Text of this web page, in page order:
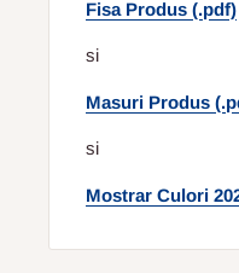
Fisa Produs (.pdf)
si
Masuri Produs
si
Mostrar Culori